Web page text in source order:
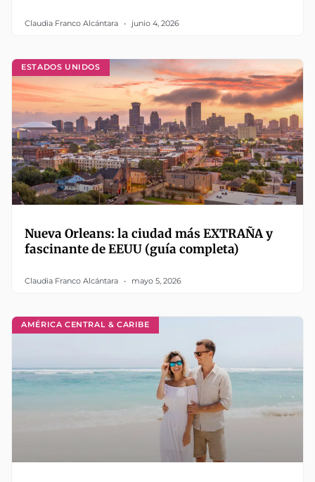
Claudia Franco Alcántara junio 4, 2026
ESTADOS UNIDOS
Nueva Orleans: la ciudad más EXTRAÑA y
fascinante de EEUU (guía completa)
Claudia Franco Alcántara mayo 5, 2026
AMÉRICA CENTRAL & CARIBE